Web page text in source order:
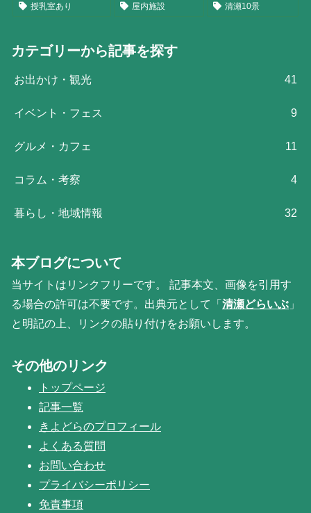
授乳室あり 屋内施設 清瀬10景
カテゴリーから記事を探す
お出かけ・観光 41
イベント・フェス 9
グルメ・カフェ 11
コラム・考察 4
暮らし・地域情報 32
本ブログについて
当サイトはリンクフリーです。 記事本文、画像を引用す
る場合の許可は不要です。出典元として「 清瀬どらいぶ 」
と明記の上、リンクの貼り付けをお願いします。
その他のリンク
トップページ
記事一覧
きよどらのプロフィール
よくある質問
お問い合わせ
プライバシーポリシー
免責事項